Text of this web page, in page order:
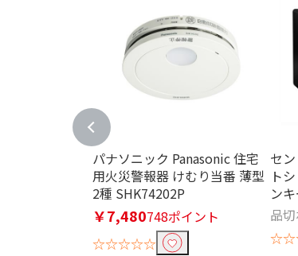
ライトの色で絞り込む
白色
AC出力ポート数で絞り
USB Type-A出力ポ
USB Type-C出力ポー
パナソニック Panasonic 住宅
用火災警報器 けむり当番 薄型
2種 SHK74202P
￥7,480748ポイント
☆☆☆☆☆
セ
ト
ン
品